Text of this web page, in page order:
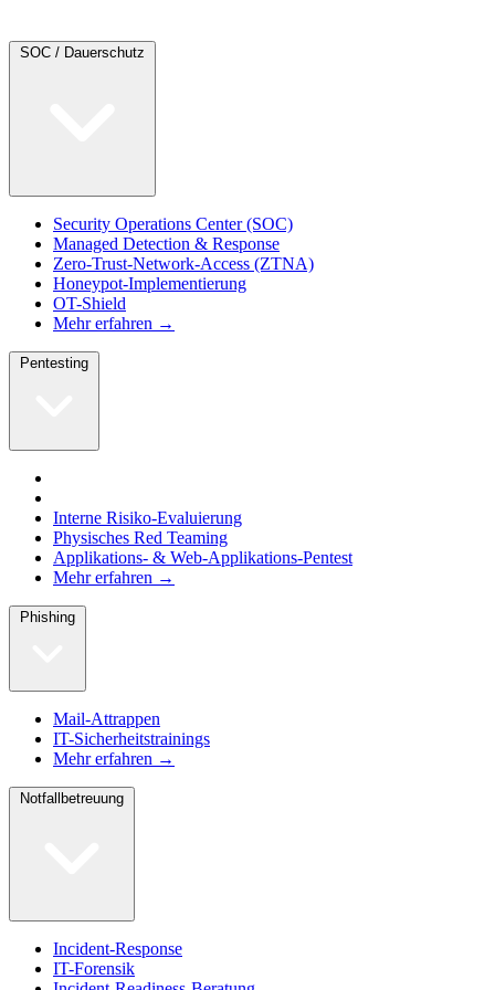
Security Operations Center (SOC)
Managed Detection & Response
Zero-Trust-Network-Access (ZTNA)
Honeypot-Implementierung
OT-Shield
Mehr erfahren →
Interne Risiko-Evaluierung
Physisches Red Teaming
Applikations- & Web-Applikations-Pentest
Mehr erfahren →
Mail-Attrappen
IT-Sicherheitstrainings
Mehr erfahren →
Incident-Response
IT-Forensik